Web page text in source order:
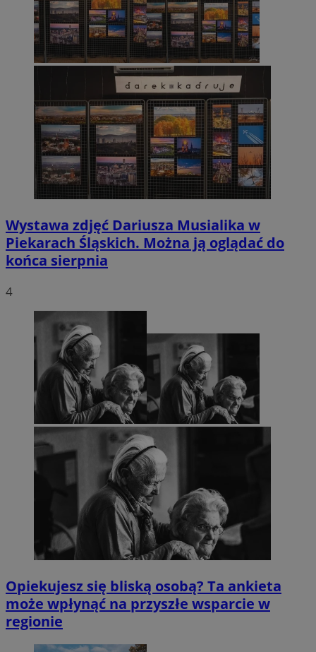
Wystawa zdjęć Dariusza Musialika w
Piekarach Śląskich. Można ją oglądać do
końca sierpnia
4
Opiekujesz się bliską osobą? Ta ankieta
może wpłynąć na przyszłe wsparcie w
regionie